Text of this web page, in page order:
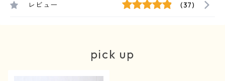
レビュー (37)
pick up